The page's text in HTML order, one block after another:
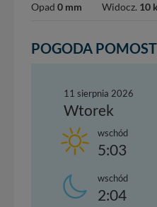
Opad 0 mm
Widocz. 10
POGODA
11 sierpnia 2026
Wtorek
wschód
5:03
wschód
2:04